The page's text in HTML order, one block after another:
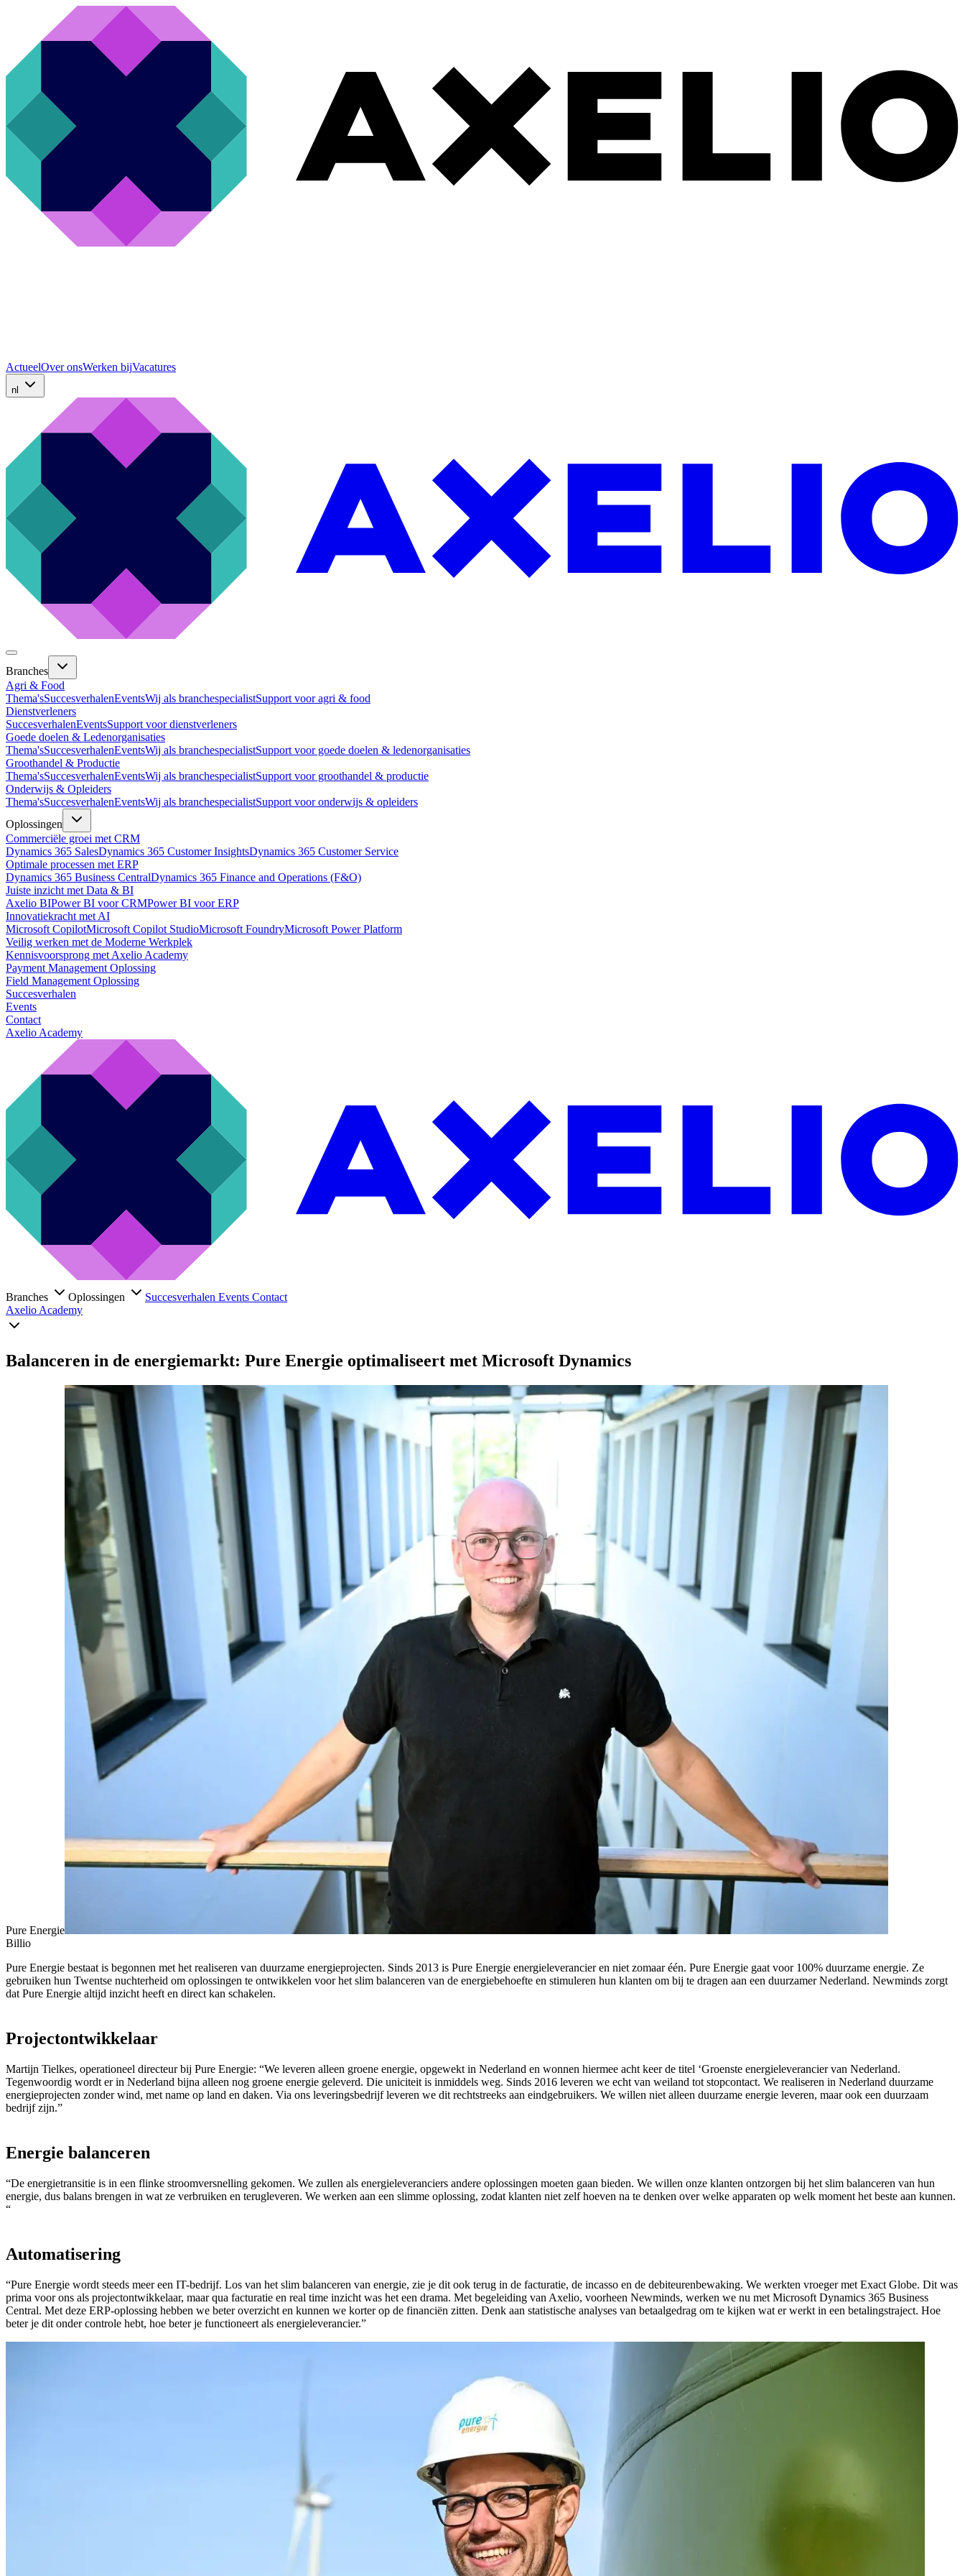
ActueelOver onsWerken bijVacatures
nl
Branches
Agri & Food
Thema'sSuccesverhalenEventsWij als branchespecialistSupport voor agri & food
Dienstverleners
SuccesverhalenEventsSupport voor dienstverleners
Goede doelen & Ledenorganisaties
Thema'sSuccesverhalenEventsWij als branchespecialistSupport voor goede doelen & ledenorganisaties
Groothandel & Productie
Thema'sSuccesverhalenEventsWij als branchespecialistSupport voor groothandel & productie
Onderwijs & Opleiders
Thema'sSuccesverhalenEventsWij als branchespecialistSupport voor onderwijs & opleiders
Oplossingen
Commerciële groei met CRM
Dynamics 365 SalesDynamics 365 Customer InsightsDynamics 365 Customer Service
Optimale processen met ERP
Dynamics 365 Business CentralDynamics 365 Finance and Operations (F&O)
Juiste inzicht met Data & BI
Axelio BIPower BI voor CRMPower BI voor ERP
Innovatiekracht met AI
Microsoft CopilotMicrosoft Copilot StudioMicrosoft FoundryMicrosoft Power Platform
Veilig werken met de Moderne Werkplek
Kennisvoorsprong met Axelio Academy
Payment Management Oplossing
Field Management Oplossing
Succesverhalen
Events
Contact
Axelio Academy
Branches Oplossingen Succesverhalen Events Contact
Axelio Academy
Balanceren in de energiemarkt: Pure Energie optimaliseert met Microsoft Dynamics
Pure Energie
Billio
Pure Energie bestaat is begonnen met het realiseren van duurzame energieprojecten. Sinds 2013 is Pure Energie energieleverancier en niet zomaar één. Pure Energie gaat voor 100% duurzame energie. Ze
gebruiken hun Twentse nuchterheid om oplossingen te ontwikkelen voor het slim balanceren van de energiebehoefte en stimuleren hun klanten om bij te dragen aan een duurzamer Nederland. Newminds zorgt
dat Pure Energie altijd inzicht heeft en direct kan schakelen.
Projectontwikkelaar
Martijn Tielkes, operationeel directeur bij Pure Energie: “We leveren alleen groene energie, opgewekt in Nederland en wonnen hiermee acht keer de titel ‘Groenste energieleverancier van Nederland.
Tegenwoordig wordt er in Nederland bijna alleen nog groene energie geleverd. Die uniciteit is inmiddels weg. Sinds 2016 leveren we echt van weiland tot stopcontact. We realiseren in Nederland duurzame
energieprojecten zonder wind, met name op land en daken. Via ons leveringsbedrijf leveren we dit rechtstreeks aan eindgebruikers. We willen niet alleen duurzame energie leveren, maar ook een duurzaam
bedrijf zijn.”
Energie balanceren
“De energietransitie is in een flinke stroomversnelling gekomen. We zullen als energieleveranciers andere oplossingen moeten gaan bieden. We willen onze klanten ontzorgen bij het slim balanceren van hun
energie, dus balans brengen in wat ze verbruiken en terugleveren. We werken aan een slimme oplossing, zodat klanten niet zelf hoeven na te denken over welke apparaten op welk moment het beste aan kunnen.
“
Automatisering
“Pure Energie wordt steeds meer een IT-bedrijf. Los van het slim balanceren van energie, zie je dit ook terug in de facturatie, de incasso en de debiteurenbewaking. We werkten vroeger met Exact Globe. Dit was
prima voor ons als projectontwikkelaar, maar qua facturatie en real time inzicht was het een drama. Met begeleiding van Axelio, voorheen Newminds, werken we nu met Microsoft Dynamics 365 Business
Central. Met deze ERP-oplossing hebben we beter overzicht en kunnen we korter op de financiën zitten. Denk aan statistische analyses van betaalgedrag om te kijken wat er werkt in een betalingstraject. Hoe
beter je dit onder controle hebt, hoe beter je functioneert als energieleverancier.”